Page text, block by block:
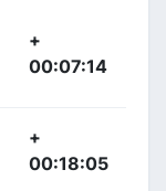
+
00:07:14
+
00:18:05